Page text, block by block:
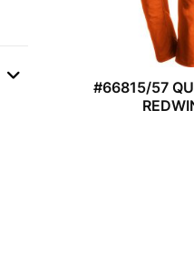
#66815/57